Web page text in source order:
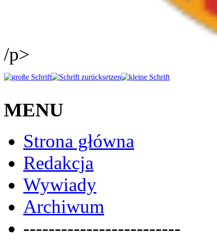
/p>
MENU
Strona główna
Redakcja
Wywiady
Archiwum
-------------------------